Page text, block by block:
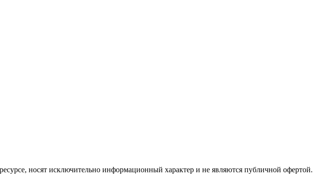
носят исключительно информационный характер и не являются публичной офертой.